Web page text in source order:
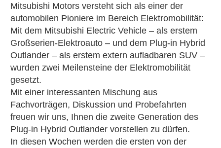
Mitsubishi Motors versteht sich als einer der
automobilen Pioniere im Bereich Elektromobilität:
Mit dem Mitsubishi Electric Vehicle – als erstem
Großserien-Elektroauto – und dem Plug-in Hybrid
Outlander – als erstem extern aufladbaren SUV –
wurden zwei Meilensteine der Elektromobilität
gesetzt.
Mit einer interessanten Mischung aus
Fachvorträgen, Diskussion und Probefahrten
freuen wir uns, Ihnen die zweite Generation des
Plug-in Hybrid Outlander vorstellen zu dürfen.
In diesen Wochen werden die ersten von der